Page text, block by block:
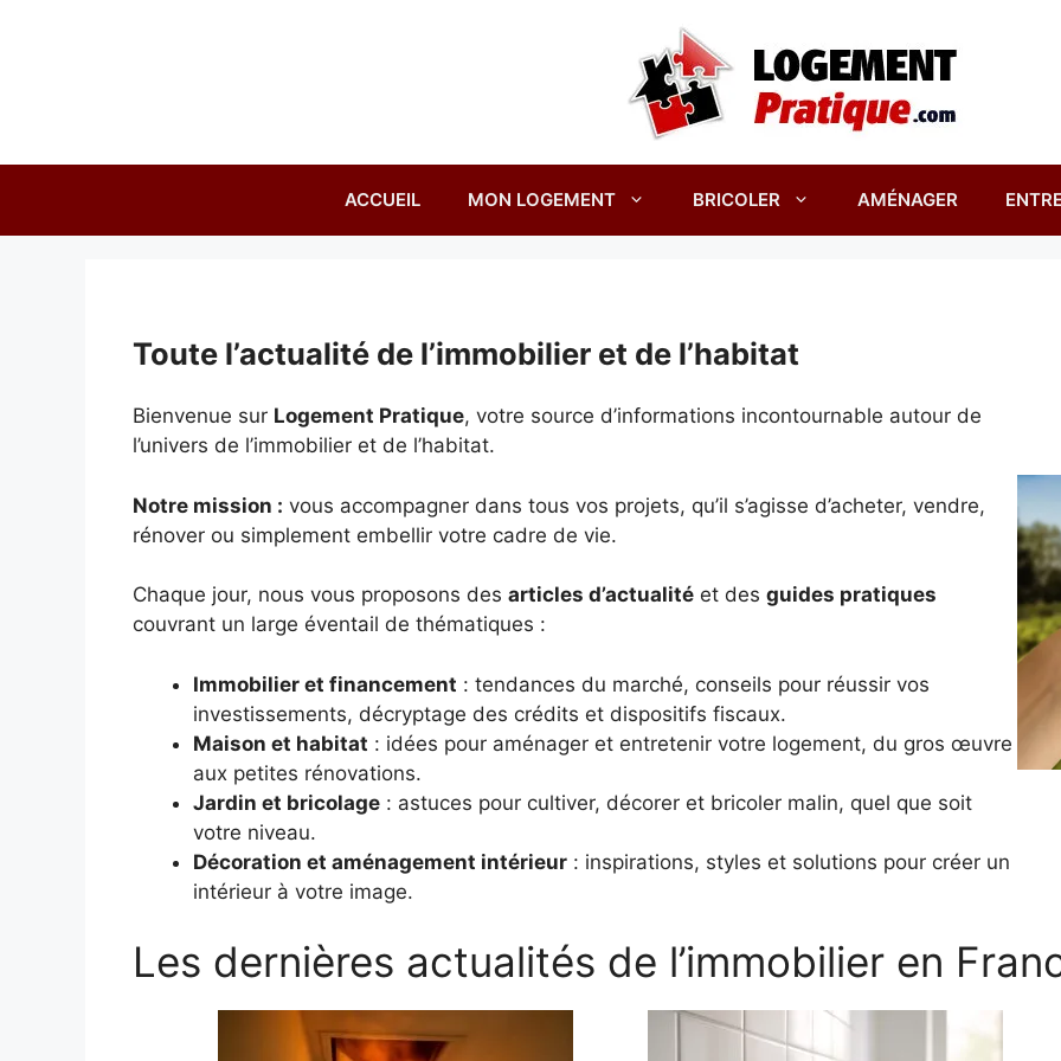
ACCUEIL MON LOGEMENT BRICOLER AMÉNAGER
Toute l’actualité de l’immobilier et de l’habitat
Bienvenue sur Logement Pratique, votre source d’informations incontournable autour de
l’univers de l’immobilier et de l’habitat.
Notre mission : vous accompagner dans tous vos projets, qu’il s’agisse d’acheter, vendre,
rénover ou simplement embellir votre cadre de vie.
Chaque jour, nous vous proposons des articles d’actualité et des guides pratiques
couvrant un large éventail de thématiques :
Immobilier et financement : tendances du marché, conseils pour réussir vos
investissements, décryptage des crédits et dispositifs fiscaux.
Maison et habitat : idées pour aménager et entretenir votre logement, du gros œuvre
aux petites rénovations.
Jardin et bricolage : astuces pour cultiver, décorer et bricoler malin, quel que soit
votre niveau.
Décoration et aménagement intérieur : inspirations, styles et solutions pour créer un
intérieur à votre image.
Les dernières actualités de l’immobilier en